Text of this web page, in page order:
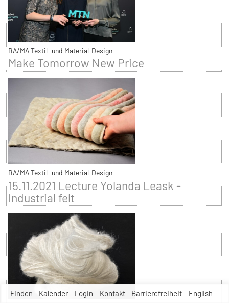
Finden Kalender Login Kontakt Barrierefreiheit English
BA/MA Textil- und Material-Design
Make Tomorrow New Price
BA/MA Textil- und Material-Design
15.11.2021 Lecture Yolanda Leask -
Industrial felt